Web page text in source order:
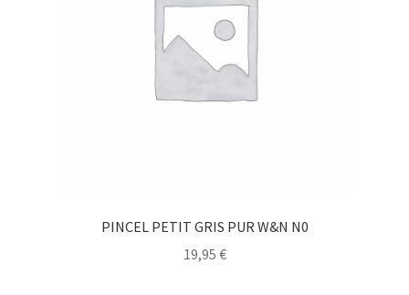
PINCEL PETIT GRIS PUR W&N N0
19,95 €